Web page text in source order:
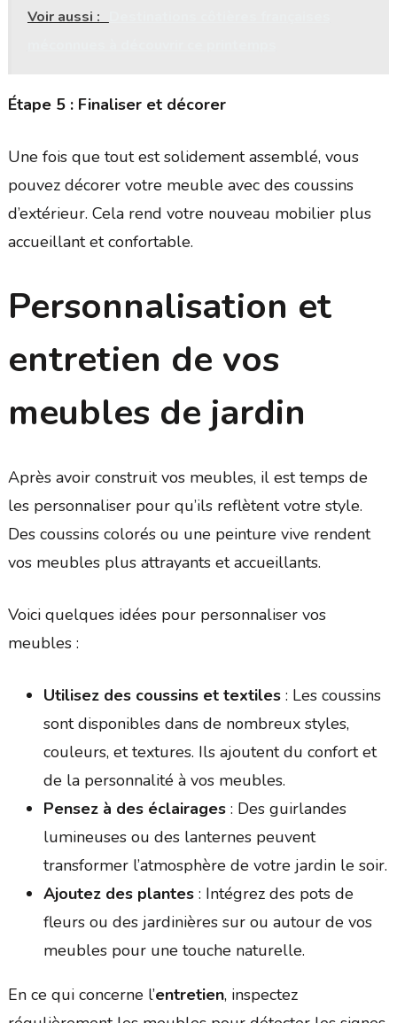
Voir aussi :
Étape 5 : Finaliser et décorer
Une fois que tout est solidement assemblé, vous
pouvez décorer votre meuble avec des coussins
d’extérieur. Cela rend votre nouveau mobilier plus
accueillant et confortable.
Personnalisation et
entretien de vos
meubles de jardin
Après avoir construit vos meubles, il est temps de
les personnaliser pour qu’ils reflètent votre style.
Des coussins colorés ou une peinture vive rendent
vos meubles plus attrayants et accueillants.
Voici quelques idées pour personnaliser vos
meubles :
Utilisez des coussins et textiles: Les coussins
sont disponibles dans de nombreux styles,
couleurs, et textures. Ils ajoutent du confort et
de la personnalité à vos meubles.
Pensez à des éclairages: Des guirlandes
lumineuses ou des lanternes peuvent
transformer l’atmosphère de votre jardin le soir.
Ajoutez des plantes: Intégrez des pots de
fleurs ou des jardinières sur ou autour de vos
meubles pour une touche naturelle.
En ce qui concerne l’entretien, inspectez